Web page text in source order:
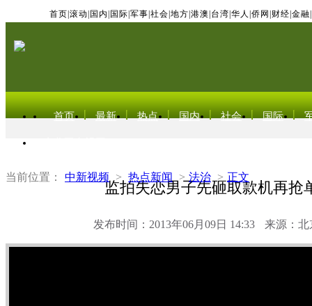
首页 滚动 国内 国际 军事 社会 地方 港澳 台湾 华人 侨网 财经 金融
首页 最新 热点 国内 社会 国际
当前位置： 中新视频 > 热点新闻 > 法治 > 正文
监拍失恋男子先砸取款机再抢
发布时间：2013年06月09日 14:33 来源：北